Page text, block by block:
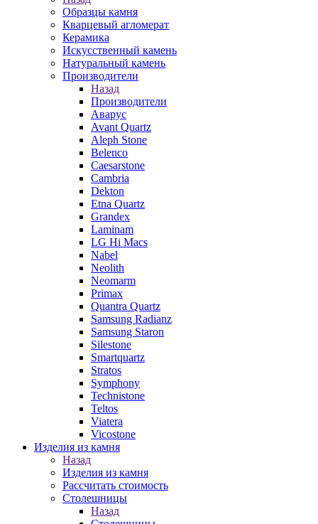
Образцы камня
Кварцевый агломерат
Керамика
Искусственный камень
Натуральный камень
Производители
Назад
Производители
Аварус
Avant Quartz
Aleph Stone
Belenco
Caesarstone
Cambria
Dekton
Etna Quartz
Grandex
Laminam
LG Hi Macs
Nabel
Neolith
Neomarm
Primax
Quantra Quartz
Samsung Radianz
Samsung Staron
Silestone
Smartquartz
Stratos
Symphony
Technistone
Teltos
Viatera
Vicostone
Изделия из камня
Назад
Изделия из камня
Рассчитать стоимость
Столешницы
Назад